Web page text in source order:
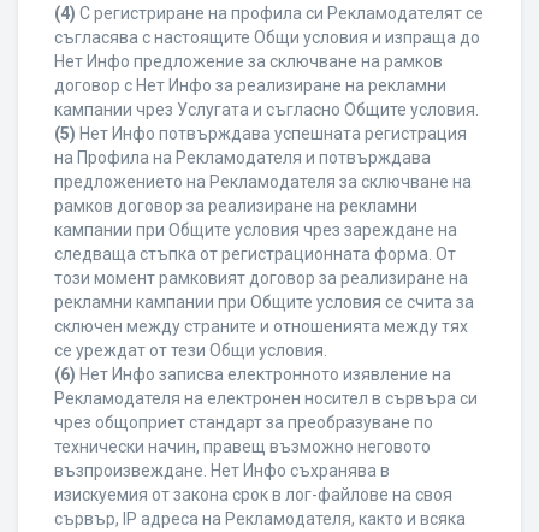
(4) С регистриране на профила си Рекламодателят се
съгласява с настоящите Общи условия и изпраща до
Нет Инфо предложение за сключване на рамков
договор с Нет Инфо за реализиране на рекламни
кампании чрез Услугата и съгласно Общите условия.
(5) Нет Инфо потвърждава успешната регистрация
на Профила на Рекламодателя и потвърждава
предложението на Рекламодателя за сключване на
рамков договор за реализиране на рекламни
кампании при Общите условия чрез зареждане на
следваща стъпка от регистрационната форма. От
този момент рамковият договор за реализиране на
рекламни кампании при Общите условия се счита за
сключен между страните и отношенията между тях
се уреждат от тези Общи условия.
(6) Нет Инфо записва електронното изявление на
Рекламодателя на електронен носител в сървъра си
чрез общоприет стандарт за преобразуване по
технически начин, правещ възможно неговото
възпроизвеждане. Нет Инфо съхранява в
изискуемия от закона срок в лог-файлове на своя
сървър, IP адреса на Рекламодателя, както и всяка